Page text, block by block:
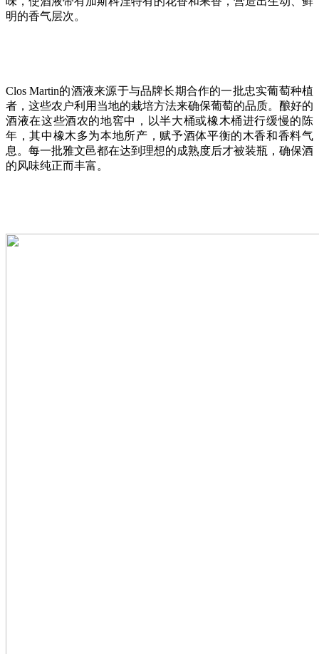
明的香气层次。
Clos Martin的酒液来源于与品牌长期合作的一批忠实葡萄种植
者，这些农户利用当地的栽培方法来确保葡萄的品质。酿好的
酒液在这些酒农的地窖中，以半大桶或橡木桶进行缓慢的陈
年，其中橡木多为本地所产，赋予酒体平衡的木香和香料气
息。每一批雅文邑都在达到理想的成熟度后才被装瓶，确保酒
的风味纯正而丰富。